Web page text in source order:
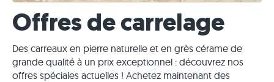
Offres de carrelage
Des carreaux en pierre naturelle et en grès cérame de
grande qualité à un prix exceptionnel : découvrez nos
offres spéciales actuelles ! Achetez maintenant des